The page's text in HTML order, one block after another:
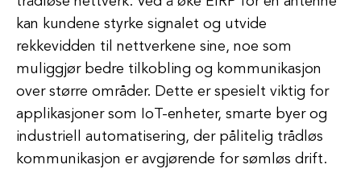
kan kundene styrke signalet og utvide
rekkevidden til nettverkene sine, noe som
muliggjør bedre tilkobling og kommunikasjon
over større områder. Dette er spesielt viktig for
applikasjoner som IoT-enheter, smarte byer og
industriell automatisering, der pålitelig trådløs
kommunikasjon er avgjørende for sømløs drift.